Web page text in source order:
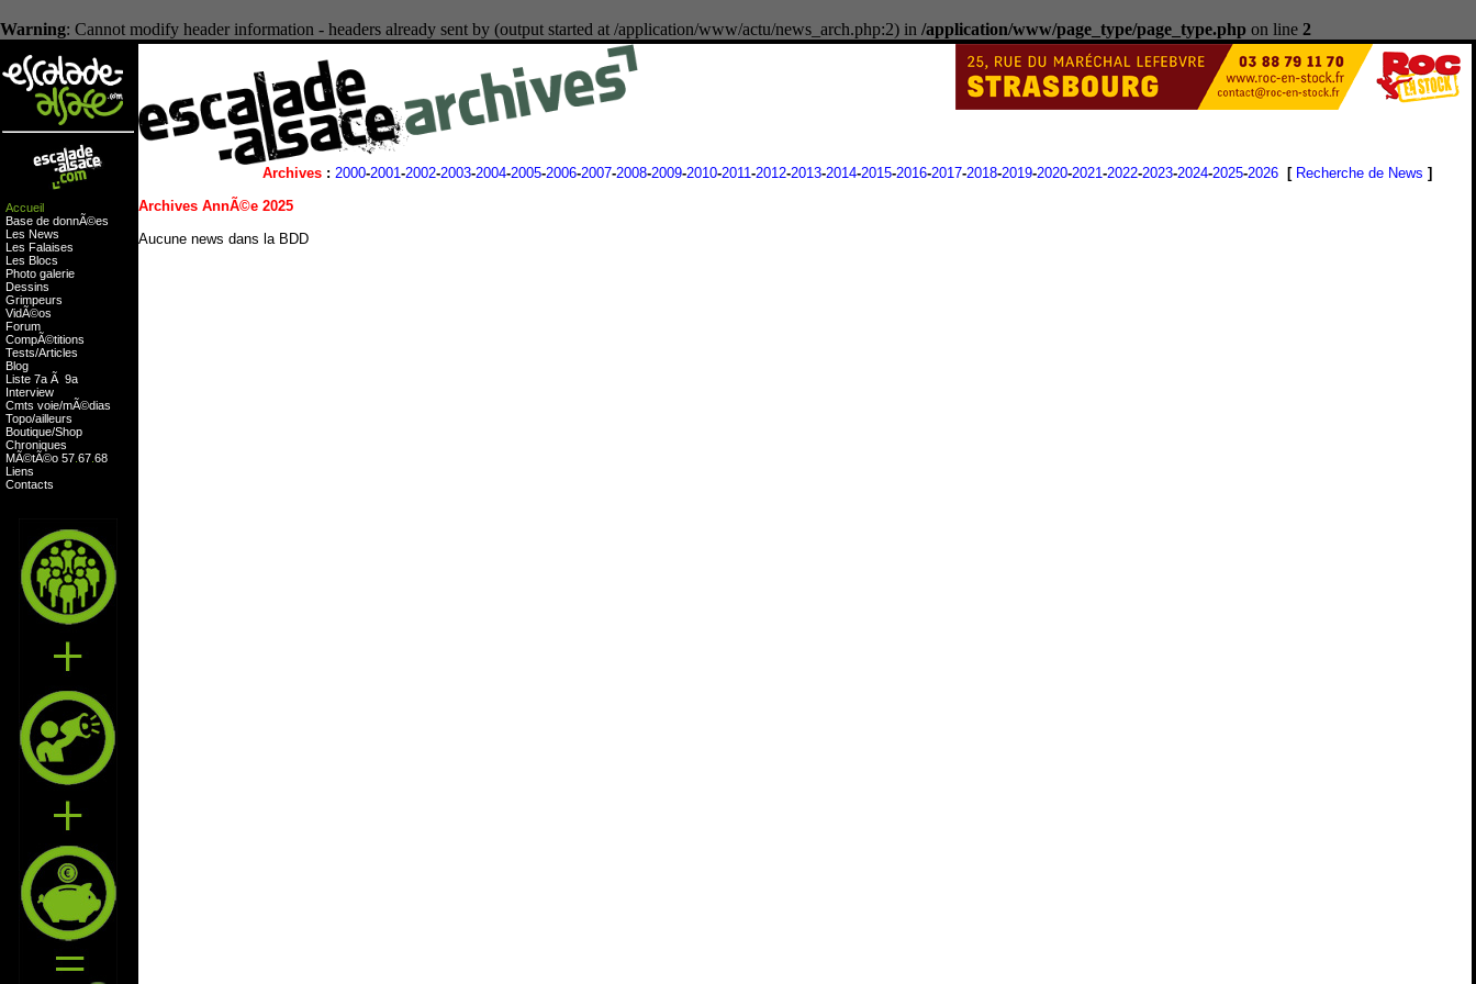
Warning: Cannot modify header information - headers already sent by (output started at /application/www/actu/news_arch.php:2) in /application/www/page_type/page_type.php on line 2
Accueil
Base de donnÃ©es
Les News
Les Falaises
Les Blocs
Photo galerie
Dessins
Grimpeurs
VidÃ©os
Forum
CompÃ©titions
Tests/Articles
Blog
Liste 7a Ã 9a
Interview
Cmts voie/mÃ©dias
Topo/ailleurs
Boutique/Shop
Chroniques
MÃ©tÃ©o 57 67 68
Liens
Contacts
Archives: 2000-2001-2002-2003-2004-2005-2006-2007-2008-2009-2010-2011-2012-2013-2014-2015-2016-2017-2018-2019-2020-2021-2022-2023-2024-2025-2026[ Recherche de News ]
Archives AnnÃ©e 2025
Aucune news dans la BDD